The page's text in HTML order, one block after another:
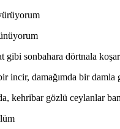
gibi sonbahara dörtnala
incir, damağımda bir damla
kehribar gözlü ceylanlar